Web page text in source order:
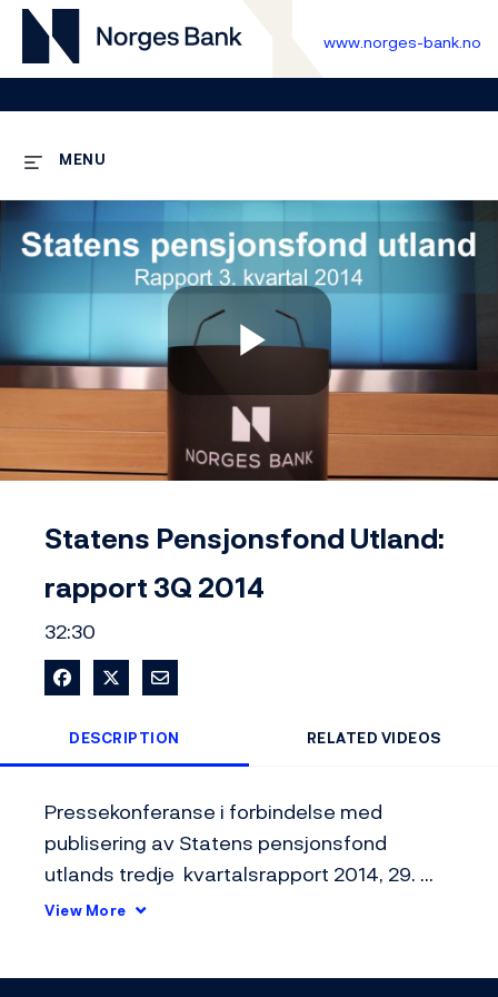
www.norges-bank.no
MENU
Play
Statens Pensjonsfond Utland:
rapport 3Q 2014
32:30
Share on Facebook
Share on XShare via Email
DESCRIPTION RELATED VIDEOS
Pressekonferanse i forbindelse med
publisering av Statens pensjonsfond
utlands tredje  kvartalsrapport 2014, 29.
oktober 2014
View More